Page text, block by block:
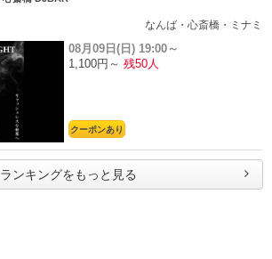
なんば・心斎橋・ミナミ
08月09日(日) 19:00～
1,100円～ 残50人
クーポンあり
ランキングをもっと見る